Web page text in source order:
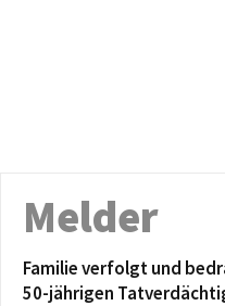
Melder
Familie verfolgt und
50-jährigen